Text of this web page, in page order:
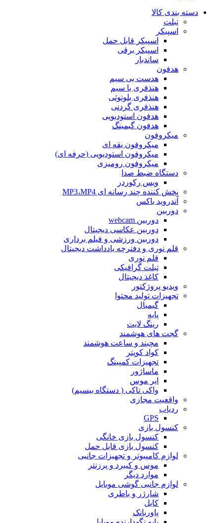
دسته بندی کالا
تبلت
اسپیکر
اسپیکر قابل حمل
اسپیکر برقی
ساندبار
هدفون
هدست بی سیم
هنذفری با سیم
هنذفری بلوتوثی
هنذفری گردنی
هدفون استودیویی
هدفون گیمینگ
میکروفون
میکروفون یقه ای
میکروفون استودیویی (حرفه ای)
میکروفون رومیزی
دستگاه ضبط صدا
ویس رکوردر
پخش کننده چند رسانه ای MP3،MP4
آندروید باکس
دوربین
دوربین webcam
دوربین عکاسی دیجیتال
دوربین‌ ورزشی و فیلم برداری
قلم نوری و دفترچه یادداشت دیجیتال
قلم نوری
تبلت گرافیکی
کاغذ دیجیتال
ویدیو پروژکتور
تجهیزات تولید محتوا
گیمبال
پایه
رینگ لایت
گجت های هوشمند
مچبند و ساعت هوشمند
کواد کوپتر
تجهیزات کمپینگ
ماساژور
ایر موس
واکی تاکی ( دستگاه بیسیم)
واقعیت مجازی
ردیاب
GPS
کنسول بازی
کنسول بازی خانگی
کنسول بازی قابل حمل
لوازم کامپیوتر و تجهیزات جانبی
موس و کیبرد و پرزنتر
موارد دیگر
لوازم جانبی گوشی موبایل
شارژر و باطری
کابل
پاوربانک